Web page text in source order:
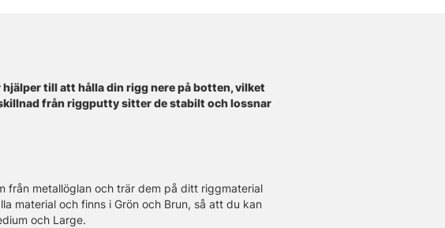
till att hålla din rigg nere på botten, vilket
från riggputty sitter de stabilt och lossnar
från metallöglan och trär dem på ditt riggmaterial
material och finns i Grön och Brun, så att du kan
och Large.